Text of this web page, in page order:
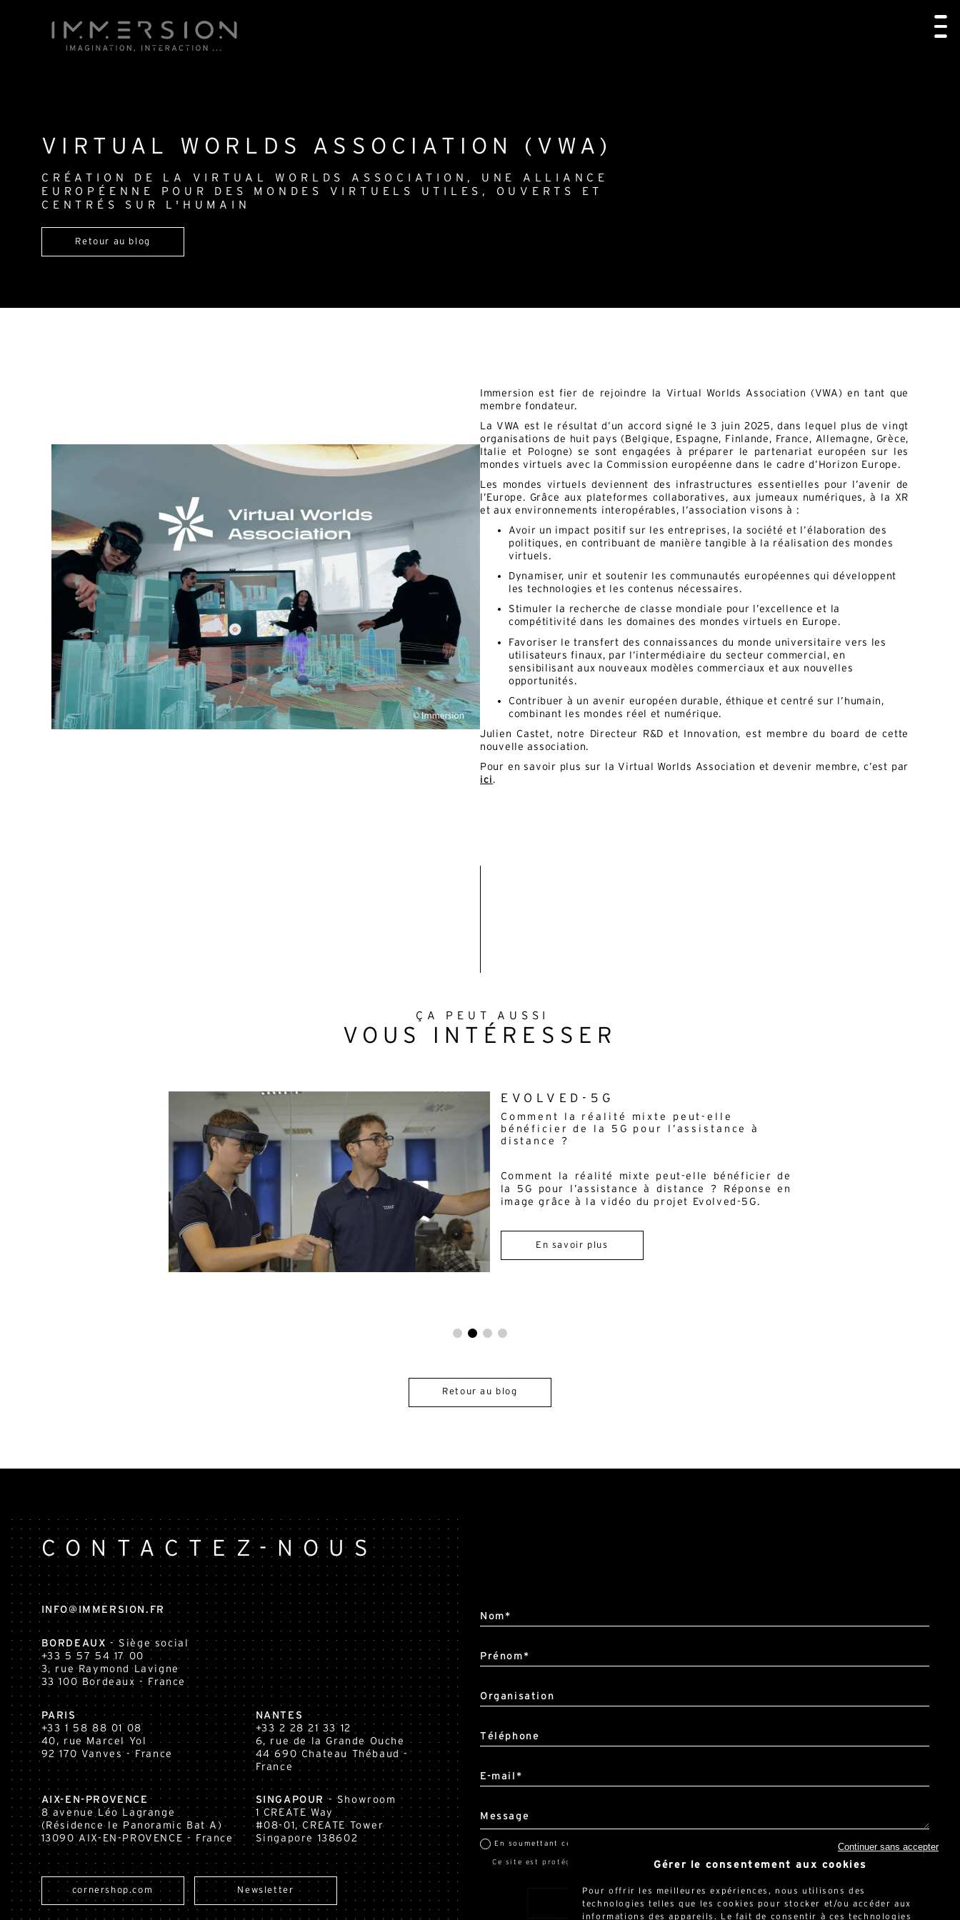
Gérer le consentement aux cookies
Pour offrir les meilleures expériences, nous utilisons des
technologies telles que les cookies pour stocker et/ou accéder aux
informations des appareils. Le fait de consentir à ces technologies
Continuer sans accepter
VIRTUAL WORLDS ASSOCIATION (VWA)
CRÉATION DE LA VIRTUAL WORLDS ASSOCIATION, UNE ALLIANCE
EUROPÉENNE POUR DES MONDES VIRTUELS UTILES, OUVERTS ET
CENTRÉS SUR L'HUMAIN
Retour au blog
Immersion est fier de rejoindre la Virtual Worlds Association (VWA) en tant que
membre fondateur.
La VWA est le résultat d’un accord signé le 3 juin 2025, dans lequel plus de vingt
organisations de huit pays (Belgique, Espagne, Finlande, France, Allemagne, Grèce,
Italie et Pologne) se sont engagées à préparer le partenariat européen sur les
mondes virtuels avec la Commission européenne dans le cadre d’Horizon Europe.
Les mondes virtuels deviennent des infrastructures essentielles pour l’avenir de
l’Europe. Grâce aux plateformes collaboratives, aux jumeaux numériques, à la XR
et aux environnements interopérables, l’association visons à :
Avoir un impact positif sur les entreprises, la société et l’élaboration des
politiques, en contribuant de manière tangible à la réalisation des mondes
virtuels.
Dynamiser, unir et soutenir les communautés européennes qui développent
les technologies et les contenus nécessaires.
Stimuler la recherche de classe mondiale pour l’excellence et la
compétitivité dans les domaines des mondes virtuels en Europe.
Favoriser le transfert des connaissances du monde universitaire vers les
utilisateurs finaux, par l’intermédiaire du secteur commercial, en
sensibilisant aux nouveaux modèles commerciaux et aux nouvelles
opportunités.
Contribuer à un avenir européen durable, éthique et centré sur l’humain,
combinant les mondes réel et numérique.
Julien Castet, notre Directeur R&D et Innovation, est membre du board de cette
nouvelle association.
Pour en savoir plus sur la Virtual Worlds Association et devenir membre, c’est par
ici .
ÇA PEUT AUSSI
VOUS INTÉRESSER
EVOLVED-5G
Comment la réalité mixte peut-elle
bénéficier de la 5G pour l’assistance à
distance ?
Comment la réalité mixte peut-elle bénéficier de
la 5G pour l’assistance à distance ? Réponse en
image grâce à la vidéo du projet Evolved-5G.
En savoir plus
Retour au blog
E-mail*
d'utilisation.
CONTACTEZ-NOUS
INFO@IMMERSION.FR
BORDEAUX - Siège social
+33 5 57 54 17 00
3, rue Raymond Lavigne
33 100 Bordeaux - France
PARIS
+33 1 58 88 01 08
40, rue Marcel Yol
92 170 Vanves - France
NANTES
+33 2 28 21 33 12
6, rue de la Grande Ouche
44 690 Chateau Thébaud -
France
AIX-EN-PROVENCE
8 avenue Léo Lagrange
(Résidence le Panoramic Bat A)
13090 AIX-EN-PROVENCE - France
SINGAPOUR - Showroom
1 CREATE Way
#08-01, CREATE Tower
Singapore 138602
cornershop.com Newsletter
Nom*
Prénom*
Organisation
Téléphone
E-mail*
Message
En soumettant ce formulaire, j'accepte la
Ce site est protégé par reCAPTCHA et Google : Privacy Policy etConditions d'utilisation